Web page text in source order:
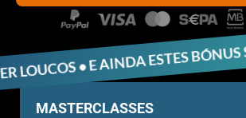
MASTERCLASSES